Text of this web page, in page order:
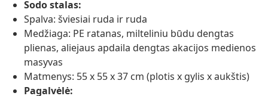
Sodo stalas:
Spalva: šviesiai ruda ir ruda
Medžiaga: PE ratanas, milteliniu būdu dengtas
plienas, aliejaus apdaila dengtas akacijos medienos
masyvas
Matmenys: 55 x 55 x 37 cm (plotis x gylis x aukštis)
Pagalvėlė: